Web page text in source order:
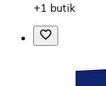
+1 butik